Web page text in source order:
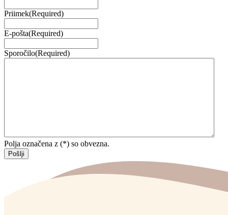
Priimek(Required)
E-pošta(Required)
Sporočilo(Required)
Polja označena z (*) so obvezna.